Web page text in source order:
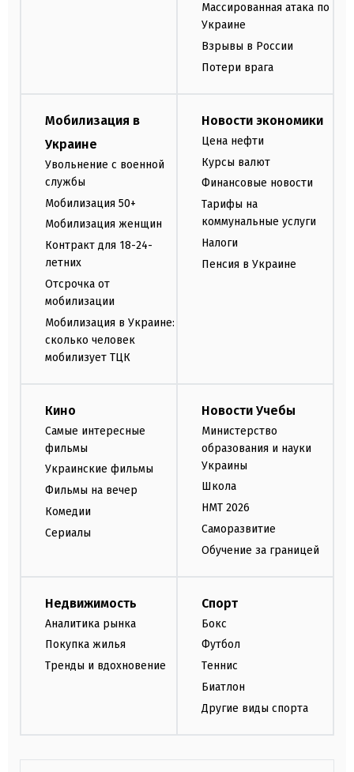
Массированная атака по
Украине
Взрывы в России
Потери врага
Мобилизация в
Украине
Увольнение с военной
службы
Мобилизация 50+
Мобилизация женщин
Контракт для 18-24-
летних
Отсрочка от
мобилизации
Мобилизация в Украине:
сколько человек
мобилизует ТЦК
Новости экономики
Цена нефти
Курсы валют
Финансовые новости
Тарифы на
коммунальные услуги
Налоги
Пенсия в Украине
Кино
Самые интересные
фильмы
Украинские фильмы
Фильмы на вечер
Комедии
Сериалы
Новости Учебы
Министерство
образования и науки
Украины
Школа
НМТ 2026
Саморазвитие
Обучение за границей
Недвижимость
Аналитика рынка
Покупка жилья
Тренды и вдохновение
Спорт
Бокс
Футбол
Теннис
Биатлон
Другие виды спорта